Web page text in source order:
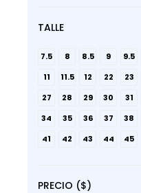
TALLE
7.5 8 8.5 9 9.5
11
11.5 12 22 23
27
28 29 30 31
34
35 36 37 38
41
42 43 44 45
PRECIO ($)